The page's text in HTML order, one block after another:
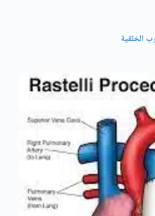
الخلقية